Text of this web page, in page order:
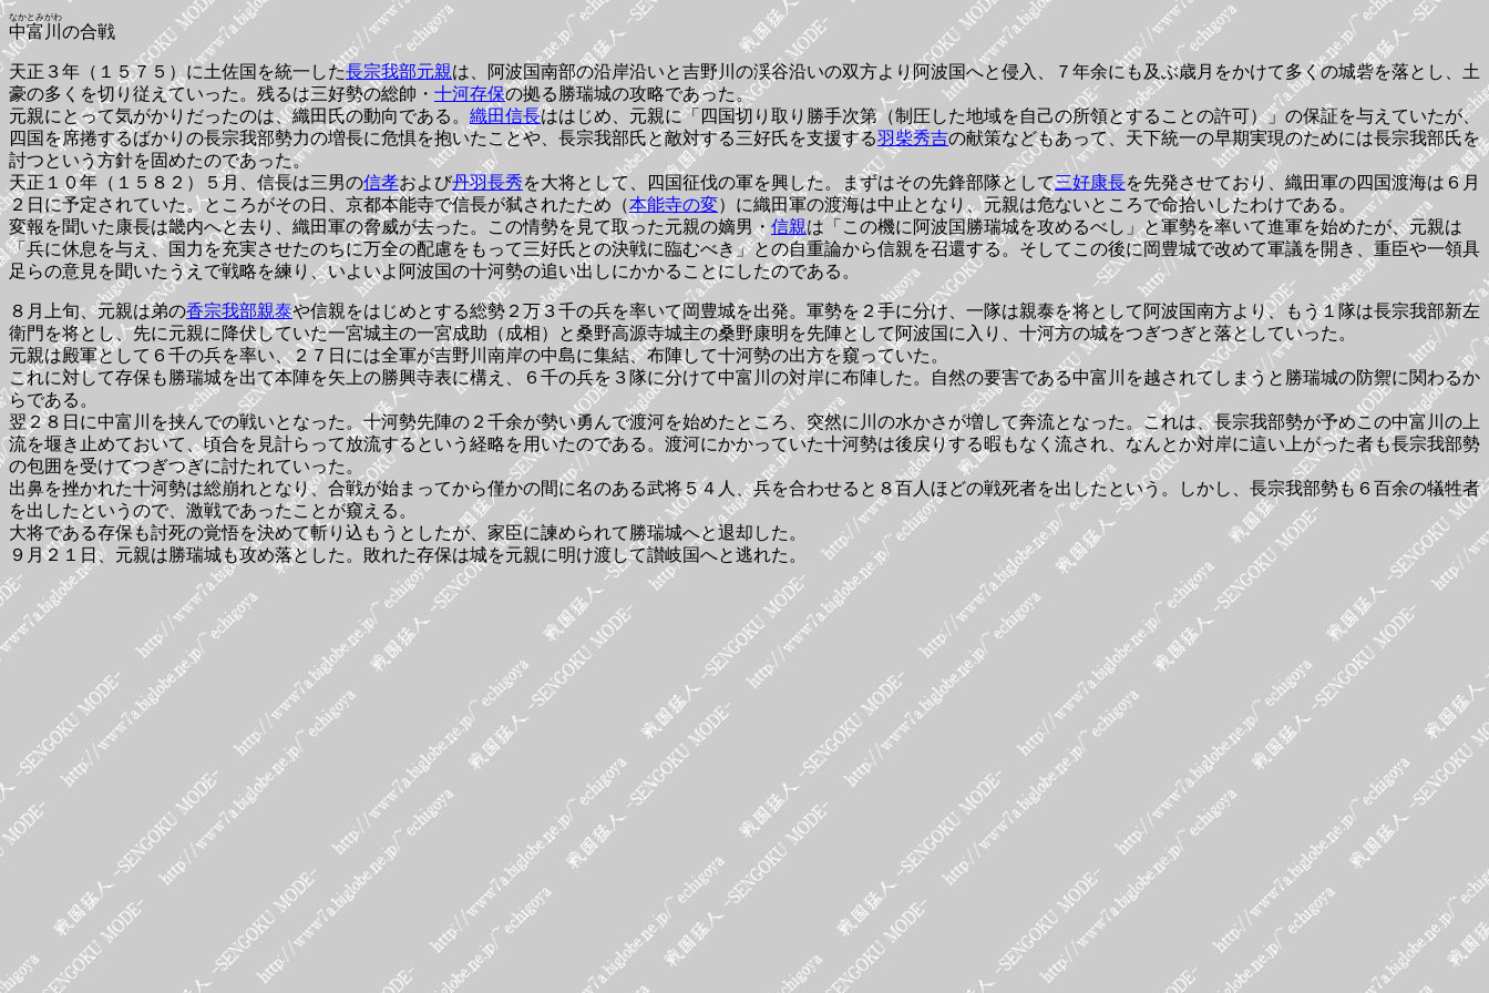
中富川
なかとみがわ
の合戦
天正３年（１５７５）に土佐国を統一した長宗我部元親は、阿波国南部の沿岸沿いと吉野川の渓谷沿いの双方より阿波国へと侵入、７年余にも及ぶ歳月をかけて多くの城砦を落とし、土
豪の多くを切り従えていった。残るは三好勢の総帥・ 十河存保の拠る勝瑞城の攻略であった。
元親にとって気がかりだったのは、織田氏の動向である。 織田信長ははじめ、元親に「四国切り取り勝手次第（制圧した地域を自己の所領とすることの許可）」の保証を与えていたが、
四国を席捲するばかりの長宗我部勢力の増長に危惧を抱いたことや、長宗我部氏と敵対する三好氏を支援する羽柴秀吉の献策などもあって、天下統一の早期実現のためには長宗我部氏を
討つという方針を固めたのであった。
天正１０年（１５８２）５月、信長は三男の信孝および丹羽長秀を大将として、四国征伐の軍を興した。まずはその先鋒部隊として三好康長を先発させており、織田軍の四国渡海は６月
２日に予定されていた。ところがその日、京都本能寺で信長が弑されたため（本能寺の変）に織田軍の渡海は中止となり、元親は危ないところで命拾いしたわけである。
変報を聞いた康長は畿内へと去り、織田軍の脅威が去った。この情勢を見て取った元親の嫡男・信親は「この機に阿波国勝瑞城を攻めるべし」と軍勢を率いて進軍を始めたが、元親は
「兵に休息を与え、国力を充実させたのちに万全の配慮をもって三好氏との決戦に臨むべき」との自重論から信親を召還する。そしてこの後に岡豊城で改めて軍議を開き、重臣や一領具
足らの意見を聞いたうえで戦略を練り、いよいよ阿波国の十河勢の追い出しにかかることにしたのである。
８月上旬、元親は弟の香宗我部親泰や信親をはじめとする総勢２万３千の兵を率いて岡豊城を出発。軍勢を２手に分け、一隊は親泰を将として阿波国南方より、もう１隊は長宗我部新左
衛門を将とし、先に元親に降伏していた一宮城主の一宮成助（成相）と桑野高源寺城主の桑野康明を先陣として阿波国に入り、十河方の城をつぎつぎと落としていった。
元親は殿軍として６千の兵を率い、２７日には全軍が吉野川南岸の中島に集結、布陣して十河勢の出方を窺っていた。
これに対して存保も勝瑞城を出て本陣を矢上の勝興寺表に構え、６千の兵を３隊に分けて中富川の対岸に布陣した。自然の要害である中富川を越されてしまうと勝瑞城の防禦に関わるか
らである。
翌２８日に中富川を挟んでの戦いとなった。十河勢先陣の２千余が勢い勇んで渡河を始めたところ、突然に川の水かさが増して奔流となった。これは、長宗我部勢が予めこの中富川の上
流を堰き止めておいて、頃合を見計らって放流するという経略を用いたのである。渡河にかかっていた十河勢は後戻りする暇もなく流され、なんとか対岸に這い上がった者も長宗我部勢
の包囲を受けてつぎつぎに討たれていった。
出鼻を挫かれた十河勢は総崩れとなり、合戦が始まってから僅かの間に名のある武将５４人、兵を合わせると８百人ほどの戦死者を出したという。しかし、長宗我部勢も６百余の犠牲者
を出したというので、激戦であったことが窺える。
大将である存保も討死の覚悟を決めて斬り込もうとしたが、家臣に諫められて勝瑞城へと退却した。
９月２１日、元親は勝瑞城も攻め落とした。敗れた存保は城を元親に明け渡して讃岐国へと逃れた。